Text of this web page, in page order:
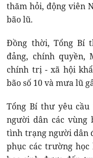
thăm hỏi, động viên
bão lũ.
Đồng thời, Tổng Bí
đảng, chính quyền,
chính trị - xã hội
bão số 10 và mưa lũ
Tổng Bí thư yêu cầu
người dân các vùng
tình trạng người dân
phục các trường học